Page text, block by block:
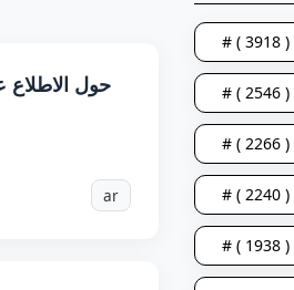
حول الاطلاع
ar
)
)
)
)
)